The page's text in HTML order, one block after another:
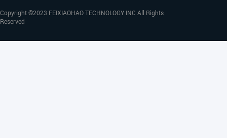
Copyright ©2023 FEIXIAOHAO TECHNOLOGY INC All Rights
Reserved